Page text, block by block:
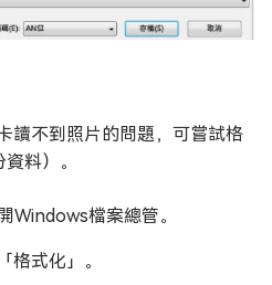
讀不到照片的問題，可嘗試格
料）。
Windows檔案總管。
格式化」。